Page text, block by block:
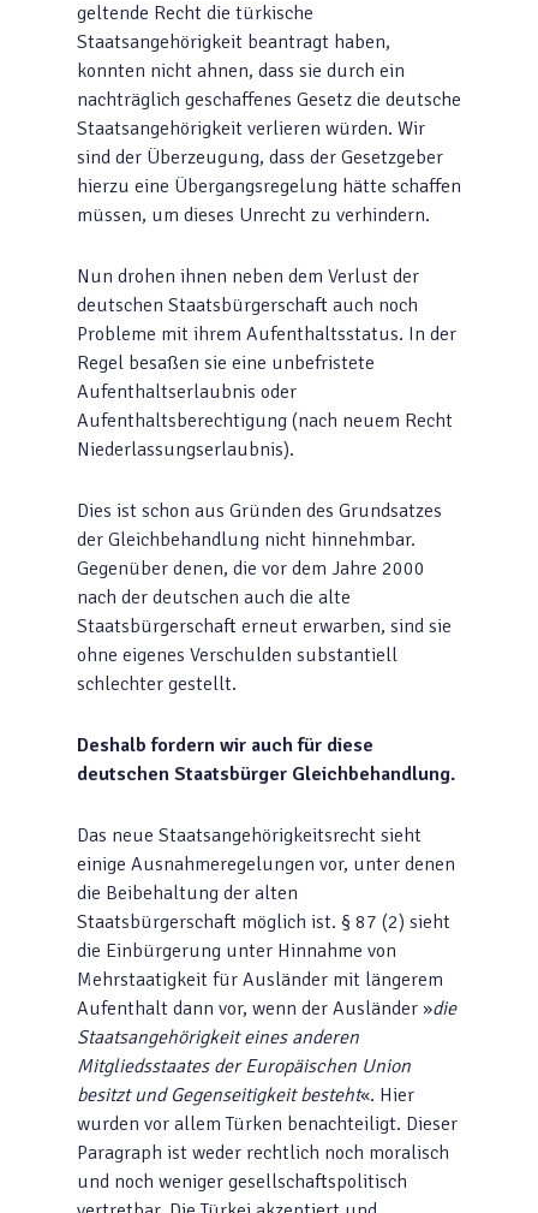
geltende Recht die türkische
Staatsangehörigkeit beantragt haben,
konnten nicht ahnen, dass sie durch ein
nachträglich geschaffenes Gesetz die deutsche
Staatsangehörigkeit verlieren würden. Wir
sind der Überzeugung, dass der Gesetzgeber
hierzu eine Übergangsregelung hätte schaffen
müssen, um dieses Unrecht zu verhindern.
Nun drohen ihnen neben dem Verlust der
deutschen Staatsbürgerschaft auch noch
Probleme mit ihrem Aufenthaltsstatus. In der
Regel besaßen sie eine unbefristete
Aufenthaltserlaubnis oder
Aufenthaltsberechtigung (nach neuem Recht
Niederlassungserlaubnis).
Dies ist schon aus Gründen des Grundsatzes
der Gleichbehandlung nicht hinnehmbar.
Gegenüber denen, die vor dem Jahre 2000
nach der deutschen auch die alte
Staatsbürgerschaft erneut erwarben, sind sie
ohne eigenes Verschulden substantiell
schlechter gestellt.
Deshalb fordern wir auch für diese
deutschen Staatsbürger Gleichbehandlung.
Das neue Staatsangehörigkeitsrecht sieht
einige Ausnahmeregelungen vor, unter denen
die Beibehaltung der alten
Staatsbürgerschaft möglich ist. § 87 (2) sieht
die Einbürgerung unter Hinnahme von
Mehrstaatigkeit für Ausländer mit längerem
Aufenthalt dann vor, wenn der Ausländer »die
Staatsangehörigkeit eines anderen
Mitgliedsstaates der Europäischen Union
besitzt und Gegenseitigkeit besteht«. Hier
wurden vor allem Türken benachteiligt. Dieser
Paragraph ist weder rechtlich noch moralisch
und noch weniger gesellschaftspolitisch